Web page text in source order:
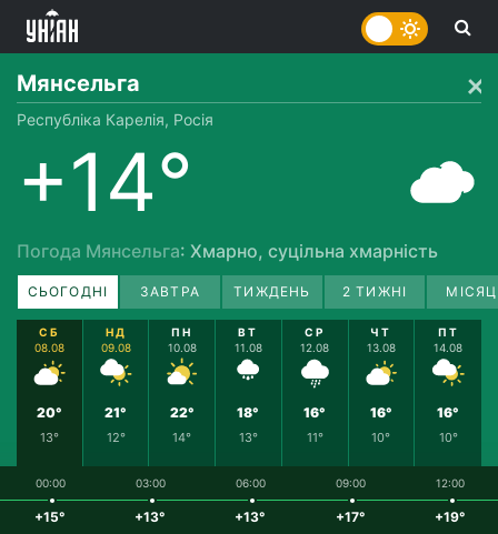
Мянсельга
Республіка Карелія, Росія
+14°
Погода Мянсельга: Хмарно, суцільна хмарність
СЬОГОДНІ ЗАВТРА ТИЖДЕНЬ 2 ТИЖНІ
СБ
08.08
20°
13°
НД
09.08
21°
12°
ПН
10.08
22°
14°
ВТ
11.08
18°
13°
СР
12.08
16°
11°
ЧТ
13.08
16°
10°
ПТ
14.08
16°
10°
00:00
+15°
03:00
+13°
06:00
+13°
09:00
+17°
12:00
+19°